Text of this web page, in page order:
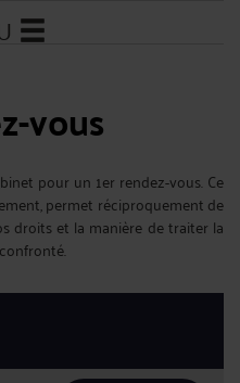
vous
pour un 1er rendez-vous. Ce
permet réciproquement de
droits et la manière de traiter la